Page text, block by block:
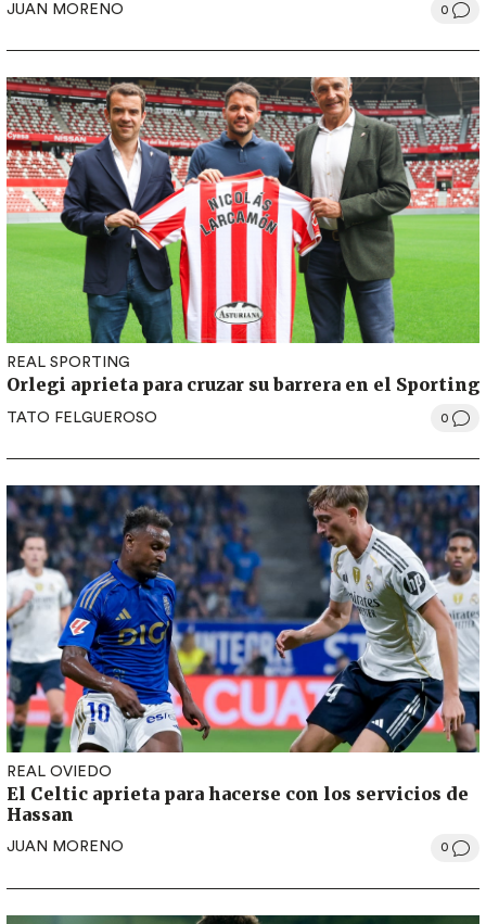
JUAN MORENO 0
REAL SPORTING
Orlegi aprieta para cruzar su barrera en el Sporting
TATO FELGUEROSO 0
REAL OVIEDO
El Celtic aprieta para hacerse con los servicios de
Hassan
JUAN MORENO 0